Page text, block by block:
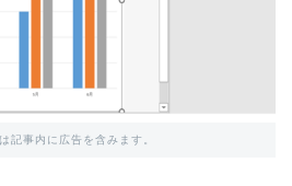
記事内に広告を含みます。